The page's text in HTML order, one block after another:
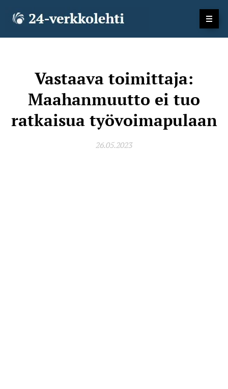
Vastaava toimittaja:
Maahanmuutto ei tuo
ratkaisua työvoimapulaan
26.05.2023